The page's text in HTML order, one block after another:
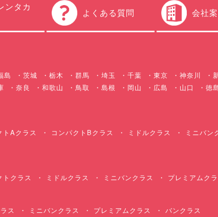
ンタカ
よくある質問 会社
島 茨城 栃木 群馬 埼玉 千葉 東京 神奈川
奈良 和歌山 鳥取 島根 岡山 広島 山口 徳
トAクラス コンパクトBクラス ミドルクラス ミニバン
トクラス ミドルクラス ミニバンクラス プレミアムク
ス ミニバンクラス プレミアムクラス バンクラス